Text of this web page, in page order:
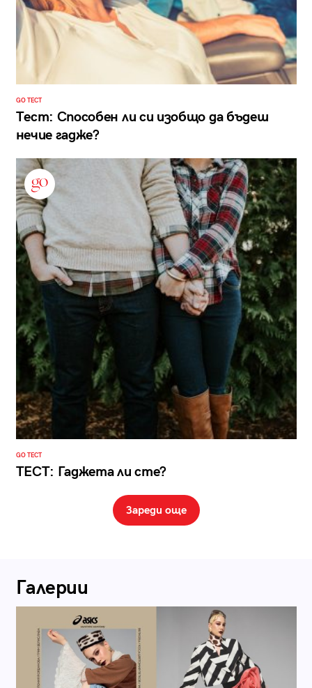
GO ТЕСТ
Тест: Способен ли си изобщо да бъдеш
нечие гадже?
GO ТЕСТ
ТЕСТ: Гаджета ли сте?
Зареди още
Галерии